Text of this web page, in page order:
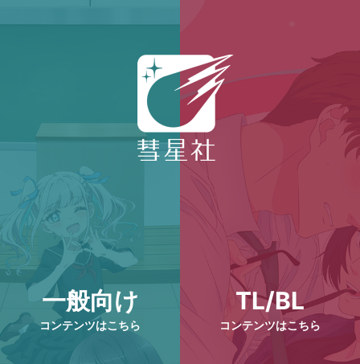
一般向け
コンテンツはこちら
TL/BL
コンテンツはこちら